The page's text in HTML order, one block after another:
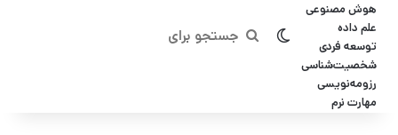
هوش مصنوعی
علم داده
توسعه فردی
شخصیت‌شناسی
رزومه‌نویسی
مهارت نرم
تغییر پوسته
جستجو